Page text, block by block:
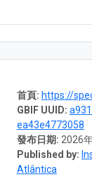
首頁: https://
GBIF UUID:
ea43e4773058
發布日期: 2026
Published by:
Atlântica